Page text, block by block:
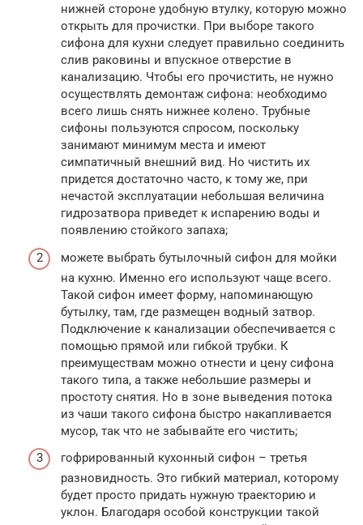
нижней стороне удобную втулку, которую можно
открыть для прочистки. При выборе такого
сифона для кухни следует правильно соединить
слив раковины и впускное отверстие в
канализацию. Чтобы его прочистить, не нужно
осуществлять демонтаж сифона: необходимо
всего лишь снять нижнее колено. Трубные
сифоны пользуются спросом, поскольку
занимают минимум места и имеют
симпатичный внешний вид. Но чистить их
придется достаточно часто, к тому же, при
нечастой эксплуатации небольшая величина
гидрозатвора приведет к испарению воды и
появлению стойкого запаха;
можете выбрать бутылочный сифон для мойки
на кухню. Именно его используют чаще всего.
Такой сифон имеет форму, напоминающую
бутылку, там, где размещен водный затвор.
Подключение к канализации обеспечивается с
помощью прямой или гибкой трубки. К
преимуществам можно отнести и цену сифона
такого типа, а также небольшие размеры и
простоту снятия. Но в зоне выведения потока
из чаши такого сифона быстро накапливается
мусор, так что не забывайте его чистить;
гофрированный кухонный сифон – третья
разновидность. Это гибкий материал, которому
будет просто придать нужную траекторию и
уклон. Благодаря особой конструкции такой